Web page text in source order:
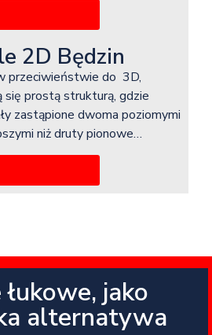
2D Będzin
przeciwieństwie do 3D,
się prostą strukturą, gdzie
zastąpione dwoma poziomymi
niż druty pionowe…
jako
alternatywa